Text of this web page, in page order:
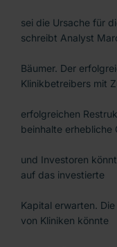
sei die Ursache für
schreibt Analyst
Bäumer. Der
Klinikbetreibers mit
erfolgreichen
beinhalte erhebliche
und Investoren
auf das investierte
Kapital erwarten.
von Kliniken könnte